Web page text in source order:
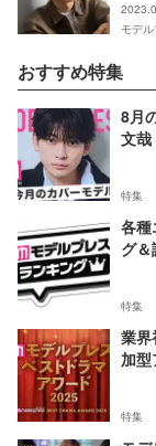
モデ
おすすめ特集
8月
文哉
特集
各種
グ
特集
業界
加
特集